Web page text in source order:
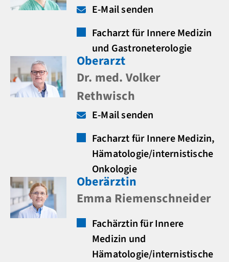
E-Mail senden
Facharzt für Innere Medizin
und Gastroneterologie
Oberarzt
Dr. med. Volker
Rethwisch
E-Mail senden
Facharzt für Innere Medizin,
Hämatologie/internistische
Onkologie
Oberärztin
Emma Riemenschneider
Fachärztin für Innere
Medizin und
Hämatologie/internistische